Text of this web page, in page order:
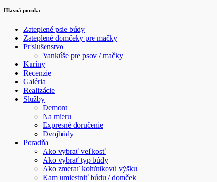
Hlavná ponuka
Zateplené psie búdy
Zateplené domčeky pre mačky
Príslušenstvo
Vankúše pre psov / mačky
Kuríny
Recenzie
Galéria
Realizácie
Služby
Demont
Na mieru
Expresné doručenie
Dvojbúdy
Poradňa
Ako vybrať veľkosť
Ako vybrať typ búdy
Ako zmerať kohútikovú výšku
Kam umiestniť búdu / domček